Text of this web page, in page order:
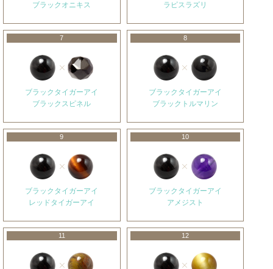
ブラックオニキス
ラピスラズリ
7
ブラックタイガーアイ
ブラックスピネル
8
ブラックタイガーアイ
ブラックトルマリン
9
ブラックタイガーアイ
レッドタイガーアイ
10
ブラックタイガーアイ
アメジスト
11 12